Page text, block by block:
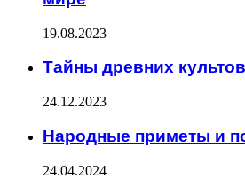
19.08.2023
Тайны древних культов
24.12.2023
Народные приметы и
24.04.2024